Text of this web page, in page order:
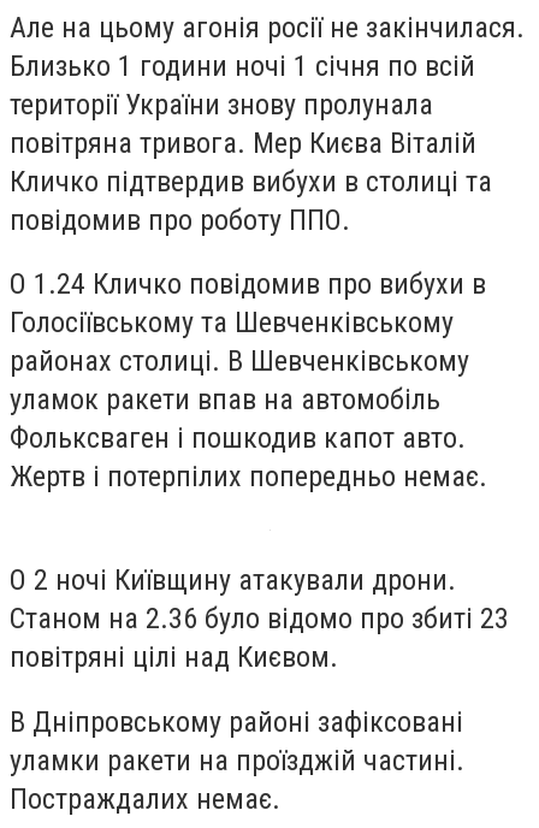
Але на цьому агонія росії не закінчилася.
Близько 1 години ночі 1 січня по всій
території України знову пролунала
повітряна тривога. Мер Києва Віталій
Кличко підтвердив вибухи в столиці та
повідомив про роботу ППО.
О 1.24 Кличко повідомив про вибухи в
Голосіївському та Шевченківському
районах столиці. В Шевченківському
уламок ракети впав на автомобіль
Фольксваген і пошкодив капот авто.
Жертв і потерпілих попередньо немає.
О 2 ночі Київщину атакували дрони.
Станом на 2.36 було відомо про збиті 23
повітряні цілі над Києвом.
В Дніпровському районі зафіксовані
уламки ракети на проїзджій частині.
Постраждалих немає.